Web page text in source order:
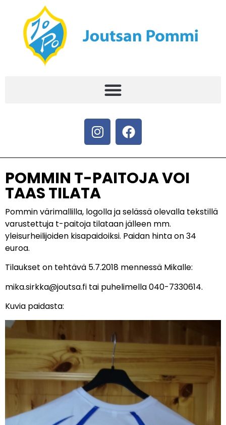
POMMIN T-PAITOJA VOI
TAAS TILATA
Pommin värimallilla, logolla ja selässä olevalla tekstillä
varustettuja t-paitoja tilataan jälleen mm.
yleisurheilijoiden kisapaidoiksi. Paidan hinta on 34
euroa.
Tilaukset on tehtävä 5.7.2018 mennessä Mikalle:
mika.sirkka@joutsa.fi tai puhelimella 040-7330614.
Kuvia paidasta: